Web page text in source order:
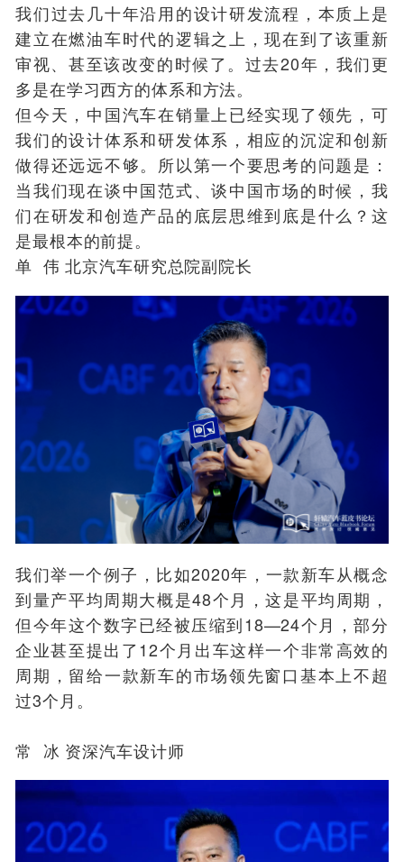
我们过去几十年沿用的设计研发流程，本质上是
建立在燃油车时代的逻辑之上，现在到了该重新
审视、甚至该改变的时候了。过去20年，我们更
多是在学习西方的体系和方法。
但今天，中国汽车在销量上已经实现了领先，可
我们的设计体系和研发体系，相应的沉淀和创新
做得还远远不够。所以第一个要思考的问题是：
当我们现在谈中国范式、谈中国市场的时候，我
们在研发和创造产品的底层思维到底是什么？这
是最根本的前提。
单 伟 北京汽车研究总院副院长
我们举一个例子，比如2020年，一款新车从概念
到量产平均周期大概是48个月，这是平均周期，
但今年这个数字已经被压缩到18—24个月，部分
企业甚至提出了12个月出车这样一个非常高效的
周期，留给一款新车的市场领先窗口基本上不超
过3个月。
常 冰 资深汽车设计师